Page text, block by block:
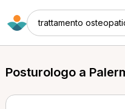
trattamento
Posturologo a